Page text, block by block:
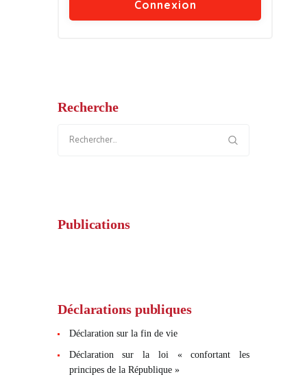
Recherche
Publications
Déclarations publiques
Déclaration sur la fin de vie
Déclaration sur la loi « confortant les
principes de la République »